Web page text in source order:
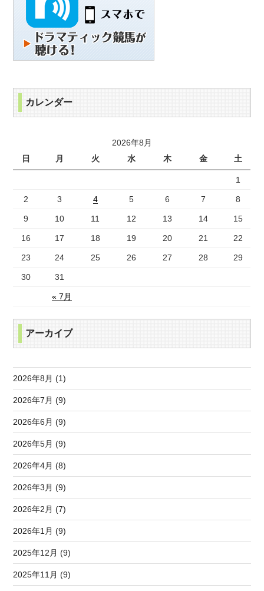
カレンダー
2026年8月
日
月 火 水 木 金 土
« 7月
1
2 3 4 5 6 7 8
9 10 11 12 13 14 15
16 17 18 19 20 21 22
23 24 25 26 27 28 29
30 31
アーカイブ
2026年8月 (1)
2026年7月 (9)
2026年6月 (9)
2026年5月 (9)
2026年4月 (8)
2026年3月 (9)
2026年2月 (7)
2026年1月 (9)
2025年12月 (9)
2025年11月 (9)